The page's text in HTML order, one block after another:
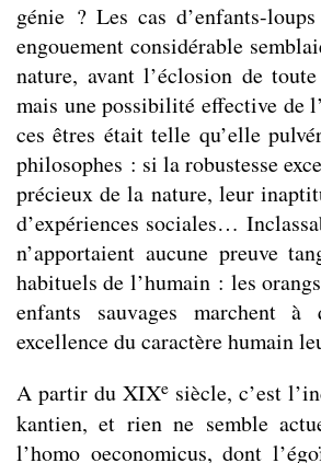
génie ? Les cas d’enfants-
engouement considérable
nature, avant l’éclosion de
mais une possibilité effective de
ces êtres était telle qu’elle
philosophes : si la robustesse
précieux de la nature, leur
d’expériences sociales…
n’apportaient aucune preuve
habituels de l’humain : les
enfants sauvages marchent
excellence du caractère humain
A partir du XIXe siècle, c’est
kantien, et rien ne semble
l’homo oeconomicus, dont